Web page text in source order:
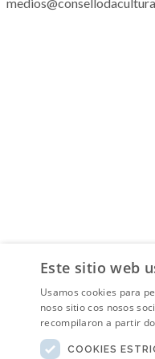
Este sitio web
Usamos cookies para
noso sitio cos nosos
recompilaron a partir
COOKIES